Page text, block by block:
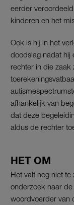
eerder
kinderen en het
Ook is hij in het
doodslag nadat hij
rechter in die
afhankelijk van
dat deze
aldus de rechter
HET OM
Het valt nog niet
onderzoek naar
woordvoerder van